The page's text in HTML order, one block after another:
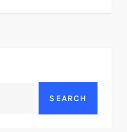
SEARCH